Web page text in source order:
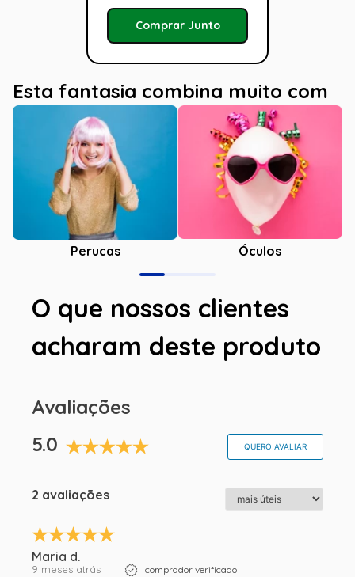
Comprar Junto
Esta fantasia combina muito com
Perucas Óculos
O que nossos clientes
acharam deste produto
Avaliações
5.0
QUERO AVALIAR
2 avaliações
Maria d.
9 meses atrás comprador verificado